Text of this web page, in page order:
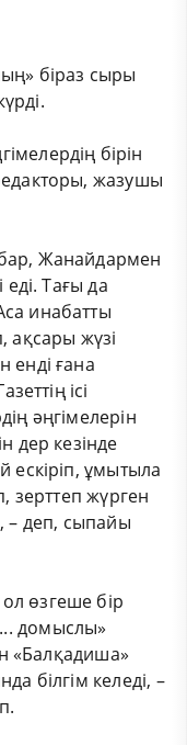
біраз сыры
бірін
жазушы
Жанайдармен
еді. Тағы да
инабатты
ақсары жүзі
енді ғана
ісі
әңгімелерін
дер кезінде
ескіріп, ұмытыла
зерттеп жүрген
– деп, сыпайы
өзгеше бір
домыслы»
«Балқадиша»
білгім келеді, –